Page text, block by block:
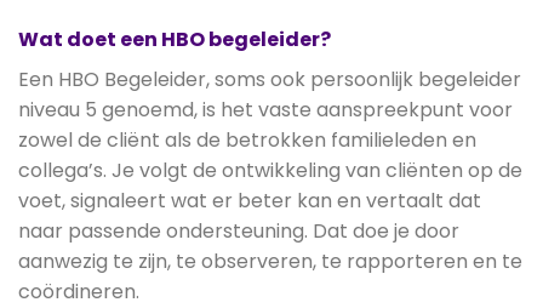
Wat doet een HBO begeleider?
Een HBO Begeleider, soms ook persoonlijk begeleider
niveau 5 genoemd, is het vaste aanspreekpunt voor
zowel de cliënt als de betrokken familieleden en
collega’s. Je volgt de ontwikkeling van cliënten op de
voet, signaleert wat er beter kan en vertaalt dat
naar passende ondersteuning. Dat doe je door
aanwezig te zijn, te observeren, te rapporteren en te
coördineren.